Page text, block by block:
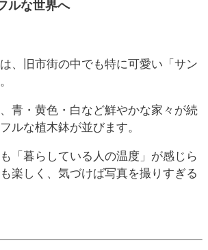
ルな世界へ
、旧市街の中でも特に可愛い「サン
青・黄色・白など鮮やかな家々が続
ルな植木鉢が並びます。
「暮らしている人の温度」が感じら
楽しく、気づけば写真を撮りすぎる